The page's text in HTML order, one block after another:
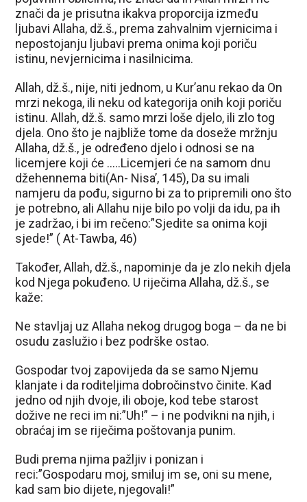
znači da je prisutna ikakva proporcija između
ljubavi Allaha, dž.š., prema zahvalnim vjernicima i
nepostojanju ljubavi prema onima koji poriču
istinu, nevjernicima i nasilnicima.
Allah, dž.š., nije, niti jednom, u Kur’anu rekao da On
mrzi nekoga, ili neku od kategorija onih koji poriču
istinu. Allah, dž.š. samo mrzi loše djelo, ili zlo tog
djela. Ono što je najbliže tome da doseže mržnju
Allaha, dž.š., je određeno djelo i odnosi se na
licemjere koji će …..Licemjeri će na samom dnu
džehennema biti(An- Nisa’, 145), Da su imali
namjeru da pođu, sigurno bi za to pripremili ono što
je potrebno, ali Allahu nije bilo po volji da idu, pa ih
je zadržao, i bi im rečeno:”Sjedite sa onima koji
sjede!” ( At-Tawba, 46)
Također, Allah, dž.š., napominje da je zlo nekih djela
kod Njega pokuđeno. U riječima Allaha, dž.š., se
kaže:
Ne stavljaj uz Allaha nekog drugog boga – da ne bi
osudu zaslužio i bez podrške ostao.
Gospodar tvoj zapovijeda da se samo Njemu
klanjate i da roditeljima dobročinstvo činite. Kad
jedno od njih dvoje, ili oboje, kod tebe starost
dožive ne reci im ni:”Uh!” – i ne podvikni na njih, i
obraćaj im se riječima poštovanja punim.
Budi prema njima pažljiv i ponizan i
reci:”Gospodaru moj, smiluj im se, oni su mene,
kad sam bio dijete, njegovali!”